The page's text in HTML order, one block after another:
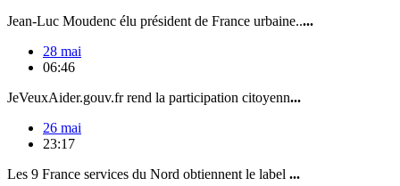
Jean-Luc Moudenc élu président de France urbaine.....
28 mai
06:46
JeVeuxAider.gouv.fr rend la participation citoyenn...
26 mai
23:17
Les 9 France services du Nord obtiennent le label ...